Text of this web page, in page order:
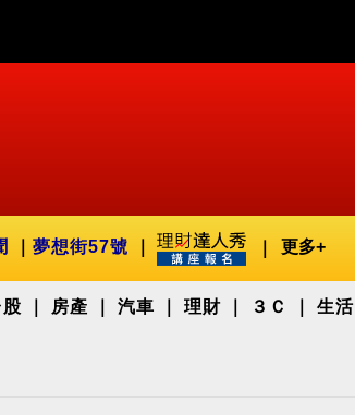
夢想街57號 更多+
股 房產 汽車 理財 ３Ｃ 生活